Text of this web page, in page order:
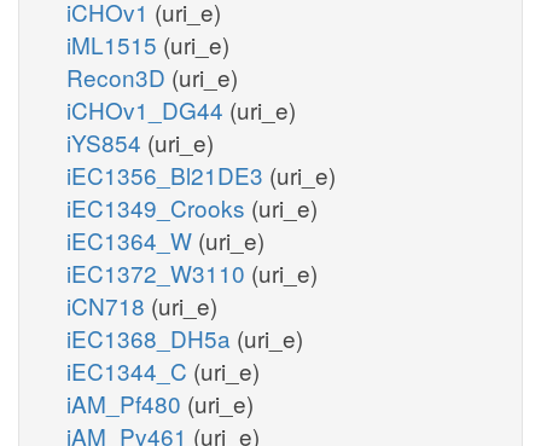
iCHOv1 (uri_e)
iML1515 (uri_e)
Recon3D (uri_e)
iCHOv1_DG44 (uri_e)
iYS854 (uri_e)
iEC1356_Bl21DE3 (uri_e)
iEC1349_Crooks (uri_e)
iEC1364_W (uri_e)
iEC1372_W3110 (uri_e)
iCN718 (uri_e)
iEC1368_DH5a (uri_e)
iEC1344_C (uri_e)
iAM_Pf480 (uri_e)
iAM_Pv461 (uri_e)